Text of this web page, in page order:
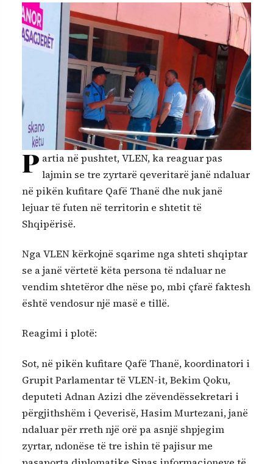
P artia në pushtet, VLEN, ka reaguar pas
lajmin se tre zyrtarë qeveritarë janë ndaluar
në pikën kufitare Qafë Thanë dhe nuk janë
lejuar të futen në territorin e shtetit të
Shqipërisë.
Nga VLEN kërkojnë sqarime nga shteti shqiptar
se a janë vërtetë këta persona të ndaluar ne
vendim shtetëror dhe nëse po, mbi çfarë faktesh
është vendosur një masë e tillë.
Reagimi i plotë:
Sot, në pikën kufitare Qafë Thanë, koordinatori i
Grupit Parlamentar të VLEN-it, Bekim Qoku,
deputeti Adnan Azizi dhe zëvendëssekretari i
përgjithshëm i Qeverisë, Hasim Murtezani, janë
ndaluar për rreth një orë pa asnjë shpjegim
zyrtar, ndonëse të tre ishin të pajisur me